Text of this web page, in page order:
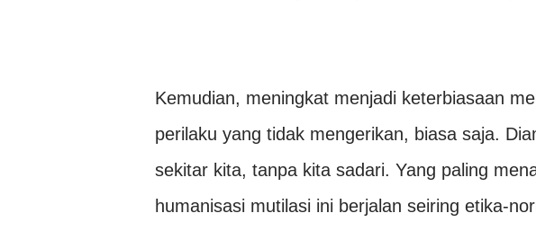
Kemudian, meningkat menjadi keterbiasaan
perilaku yang tidak mengerikan, biasa saja.
sekitar kita, tanpa kita sadari. Yang paling
humanisasi mutilasi ini berjalan seiring etika-